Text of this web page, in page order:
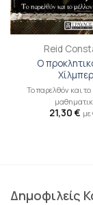
Reid
Ο
Το παρελθόν και
21,30 €
Δημοφιλείς